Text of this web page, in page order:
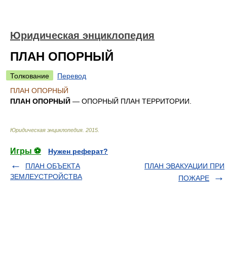
Юридическая энциклопедия
ПЛАН ОПОРНЫЙ
Толкование
Перевод
ПЛАН ОПОРНЫЙ
ПЛАН ОПОРНЫЙ — ОПОРНЫЙ ПЛАН ТЕРРИТОРИИ.
Юридическая энциклопедия 2015
Игры ⚽
Нужен реферат?
ПЛАН ОБЪЕКТА
ЗЕМЛЕУСТРОЙСТВА
ПЛАН ЭВАКУАЦИИ ПРИ
ПОЖАРЕ